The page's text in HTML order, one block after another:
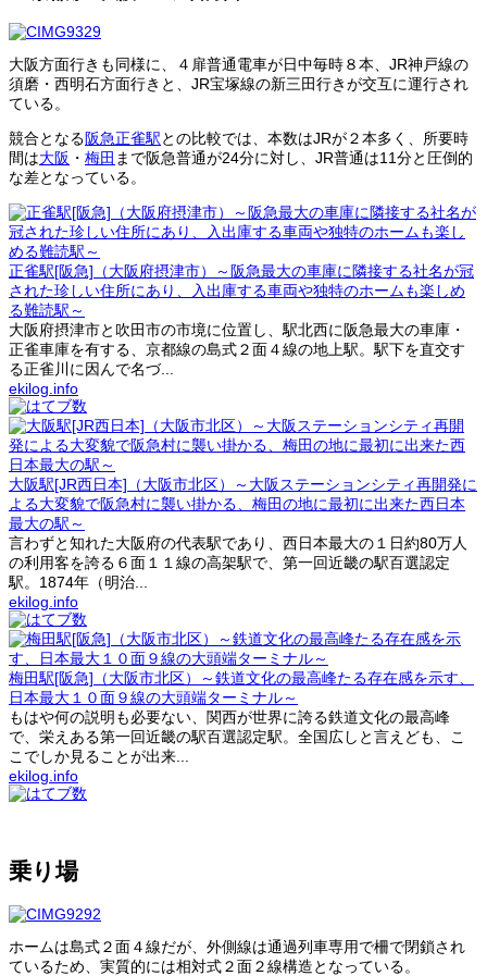
大阪方面行きも同様に、４扉普通電車が日中毎時８本、JR神戸線の
須磨・西明石方面行きと、JR宝塚線の新三田行きが交互に運行され
ている。
競合となる阪急正雀駅との比較では、本数はJRが２本多く、所要時
間は大阪 ・ 梅田 まで阪急普通が24分に対し、JR普通は11分と圧倒的
な差となっている。
正雀駅[阪急]（大阪府摂津市）～阪急最大の車庫に隣接する社名が冠
された珍しい住所にあり、入出庫する車両や独特のホームも楽しめ
る難読駅～
大阪府摂津市と吹田市の市境に位置し、駅北西に阪急最大の車庫・
正雀車庫を有する、京都線の島式２面４線の地上駅。駅下を直交す
る正雀川に因んで名づ...
ekilog.info
大阪駅[JR西日本]（大阪市北区）～大阪ステーションシティ再開発に
よる大変貌で阪急村に襲い掛かる、梅田の地に最初に出来た西日本
最大の駅～
言わずと知れた大阪府の代表駅であり、西日本最大の１日約80万人
の利用客を誇る６面１１線の高架駅で、第一回近畿の駅百選認定
駅。1874年（明治...
ekilog.info
梅田駅[阪急]（大阪市北区）～鉄道文化の最高峰たる存在感を示す、
日本最大１０面９線の大頭端ターミナル～
もはや何の説明も必要ない、関西が世界に誇る鉄道文化の最高峰
で、栄えある第一回近畿の駅百選認定駅。全国広しと言えども、こ
こでしか見ることが出来...
ekilog.info
乗り場
ホームは島式２面４線だが、外側線は通過列車専用で柵で閉鎖され
ているため、実質的には相対式２面２線構造となっている。